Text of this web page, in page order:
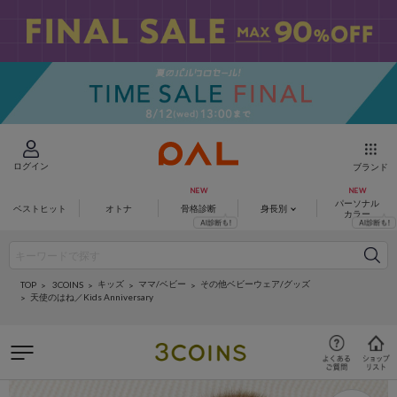
ログイン ブランド
ベストヒット オトナ 骨格診断 身長別
パーソナル
カラー
TOP 3COINS キッズ ママ/ベビー
その他ベビーウェア/グッズ
天使のはね／Kids Anniversary